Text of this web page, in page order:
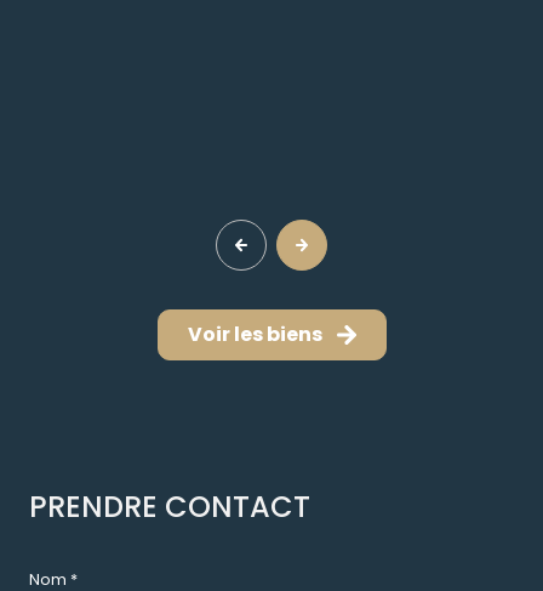
Voir les biens
PRENDRE CONTACT
Nom *